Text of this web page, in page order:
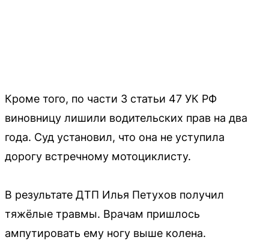
Кроме того, по части 3 статьи 47 УК РФ
виновницу лишили водительских прав на два
года. Суд установил, что она не уступила
дорогу встречному мотоциклисту.
В результате ДТП Илья Петухов получил
тяжёлые травмы. Врачам пришлось
ампутировать ему ногу выше колена.